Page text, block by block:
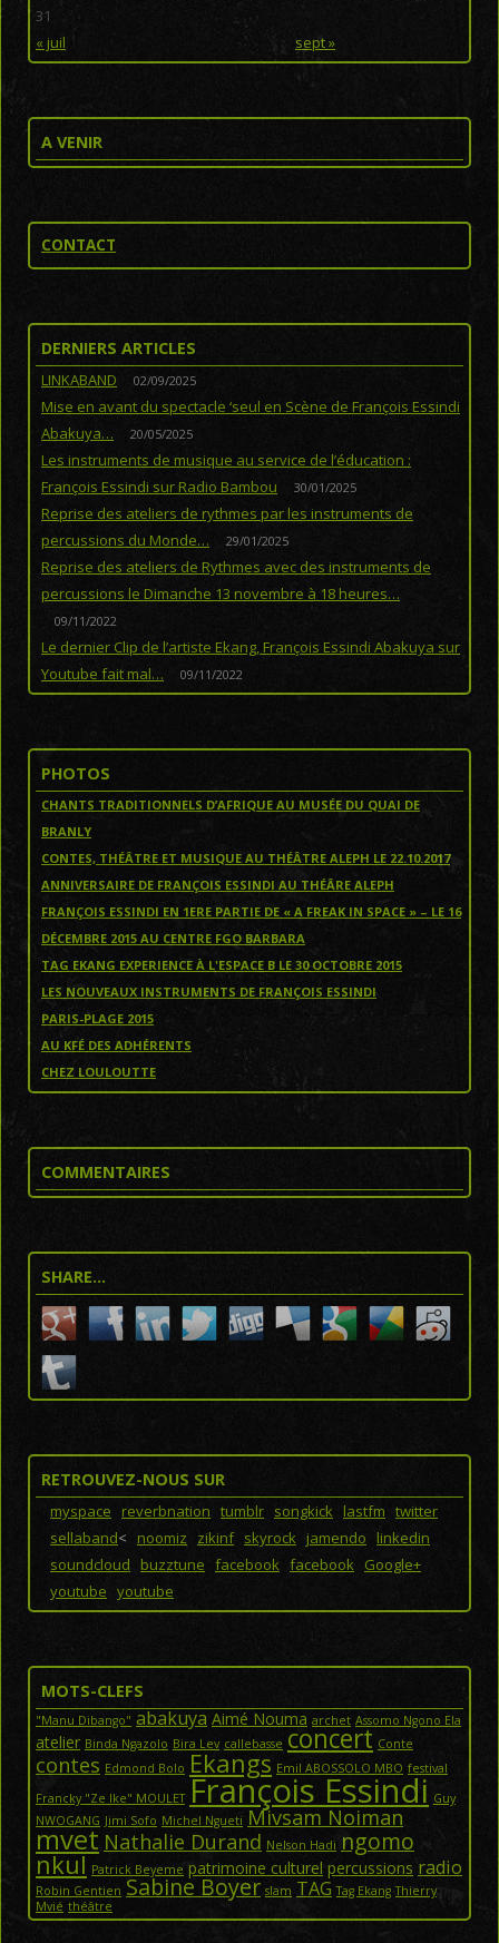
« juil sept »
31
A VENIR
CONTACT
DERNIERS ARTICLES
LINKABAND 02/09/2025
Mise en avant du spectacle ‘seul en Scène de François Essindi
Abakuya…
20/05/2025
Les instruments de musique au service de l’éducation :
François Essindi sur Radio Bambou
30/01/2025
Reprise des ateliers de rythmes par les instruments de
percussions du Monde…
29/01/2025
Reprise des ateliers de Rythmes avec des instruments de
percussions le Dimanche 13 novembre à 18 heures…
09/11/2022
Le dernier Clip de l’artiste Ekang, François Essindi Abakuya sur
Youtube fait mal…
09/11/2022
PHOTOS
CHANTS TRADITIONNELS D’AFRIQUE AU MUSÉE DU QUAI DE
BRANLY
CONTES, THÉÂTRE ET MUSIQUE AU THÉÂTRE ALEPH LE 22.10.2017
ANNIVERSAIRE DE FRANÇOIS ESSINDI AU THÉÂRE ALEPH
FRANÇOIS ESSINDI EN 1ERE PARTIE DE « A FREAK IN SPACE » – LE 16
DÉCEMBRE 2015 AU CENTRE FGO BARBARA
TAG EKANG EXPERIENCE À L'ESPACE B LE 30 OCTOBRE 2015
LES NOUVEAUX INSTRUMENTS DE FRANÇOIS ESSINDI
PARIS-PLAGE 2015
AU KFÉ DES ADHÉRENTS
CHEZ LOULOUTTE
COMMENTAIRES
SHARE…
RETROUVEZ-NOUS SUR
myspace reverbnation tumblr songkick lastfm twitter
sellaband< noomiz zikinf skyrock jamendo
linkedin
soundcloud
buzztune facebook facebook Google+
youtube youtube
MOTS-CLEFS
"Manu Dibango" abakuya Aimé Nouma archet Assomo Ngono Ela
atelier Binda Ngazolo Bira Lev callebasse concert Conte
contes Edmond Bolo Ekangs Emil ABOSSOLO MBO festival
Francky "Ze Ike" MOULET François Essindi Guy
NWOGANG Jimi Sofo Michel Ngueti Mivsam Noiman
mvet Nathalie Durand Nelson Hadi ngomo
nkul Patrick Beyeme patrimoine culturel percussions radio
Robin Gentien Sabine Boyer slam TAG Tag Ekang Thierry
Mvié théâtre